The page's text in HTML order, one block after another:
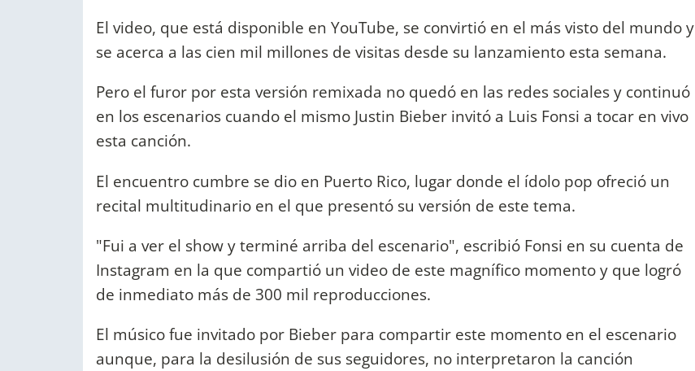
El video, que está disponible en YouTube, se convirtió en el más visto del mundo y
se acerca a las cien mil millones de visitas desde su lanzamiento esta semana.
Pero el furor por esta versión remixada no quedó en las redes sociales y continuó
en los escenarios cuando el mismo Justin Bieber invitó a Luis Fonsi a tocar en vivo
esta canción.
El encuentro cumbre se dio en Puerto Rico, lugar donde el ídolo pop ofreció un
recital multitudinario en el que presentó su versión de este tema.
"Fui a ver el show y terminé arriba del escenario", escribió Fonsi en su cuenta de
Instagram en la que compartió un video de este magnífico momento y que logró
de inmediato más de 300 mil reproducciones.
El músico fue invitado por Bieber para compartir este momento en el escenario
aunque, para la desilusión de sus seguidores, no interpretaron la canción